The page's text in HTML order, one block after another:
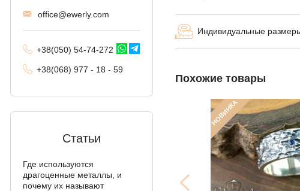
камнями
Фараон (двойное
якорное)
office@ewerly.com
+38(050) 54-74-272
+38(068) 977 - 18 - 59
Статьи
Где используются
драгоценные металлы, и
почему их называют
Индивидуальные
Похожие товары
НОВИНКА